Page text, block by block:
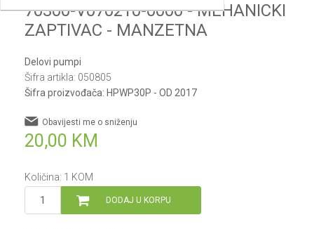
70300-V070210-0000 - MEHANICKI
ZAPTIVAC - MANZETNA
Delovi pumpi
Šifra artikla: 050805
Šifra proizvođača: HPWP30P - OD 2017
20,00 KM
Obavijesti me o sniženju
Količina: 1 KOM
DODAJ U KORPU